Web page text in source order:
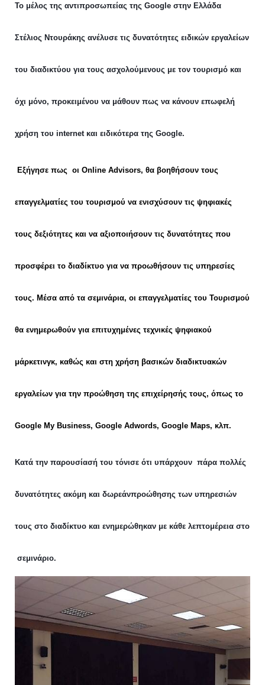
Το μέλος της αντιπροσωπείας της Google στην Ελλάδα
Στέλιος Ντουράκης ανέλυσε τις δυνατότητες ειδικών εργαλείων
του διαδικτύου για τους ασχολούμενους με τον τουρισμό και
όχι μόνο, προκειμένου να μάθουν πως να κάνουν επωφελή
χρήση του internet και ειδικότερα της Google.
Εξήγησε πως οι Online Advisors, θα βοηθήσουν τους
επαγγελματίες του τουρισμού να ενισχύσουν τις ψηφιακές
τους δεξιότητες και να αξιοποιήσουν τις δυνατότητες που
προσφέρει το διαδίκτυο για να προωθήσουν τις υπηρεσίες
τους. Μέσα από τα σεμινάρια, οι επαγγελματίες του Τουρισμού
θα ενημερωθούν για επιτυχημένες τεχνικές ψηφιακού
μάρκετινγκ, καθώς και στη χρήση βασικών διαδικτυακών
εργαλείων για την προώθηση της επιχείρησής τους, όπως το
Google My Business, Google Adwords, Google Maps, κλπ.
Κατά την παρουσίασή του τόνισε ότι υπάρχουν πάρα πολλές
δυνατότητες ακόμη και δωρεάνπροώθησης των υπηρεσιών
τους στο διαδίκτυο και ενημερώθηκαν με κάθε λεπτομέρεια στο
σεμινάριο.